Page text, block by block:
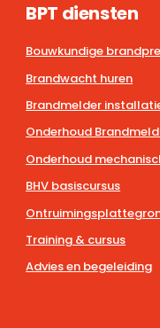
BPT diensten
Bouwkundige
Brandwacht huren
Brandmelder
Onderhoud
Onderhoud
BHV basiscursus
Training & cursus
Advies en begeleiding